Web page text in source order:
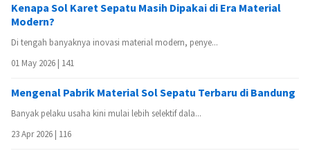
Kenapa Sol Karet Sepatu Masih Dipakai di Era Material
Modern?
Di tengah banyaknya inovasi material modern, penye...
01 May 2026 | 141
Mengenal Pabrik Material Sol Sepatu Terbaru di Bandung
Banyak pelaku usaha kini mulai lebih selektif dala...
23 Apr 2026 | 116